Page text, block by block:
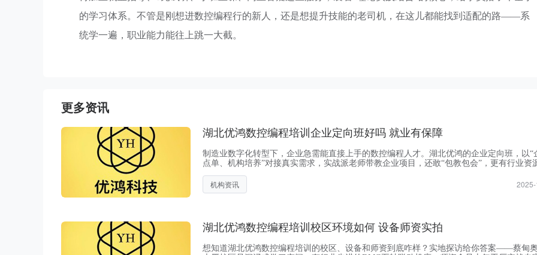
的学习体系。不管是刚想进数控编程行的新人，还是想提升技能的老司机，在这儿都能找到适配的路——系
统学一遍，职业能力能往上跳一大截。
更多资讯
湖北优鸿数控编程培训企业定向班好吗 就业有保障
制造业数字化转型下，企业急需能直接上手的数控编程人才。湖北优鸿的企业定向班，以“
点单、机构培养”对接真实需求，实战派老师带教企业项目，还敢“包教包会”，更有行业资
机构资讯
湖北优鸿数控编程培训校区环境如何 设备师资实拍
想知道湖北优鸿数控编程培训的校区、设备和师资到底咋样？实地探访给你答案——蔡甸